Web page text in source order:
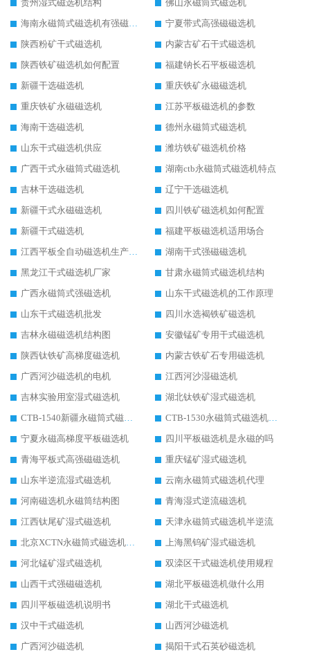
贵州湿式磁选机结构
佛山永磁筒式磁选机
海南永磁筒式磁选机有强磁的吗
宁夏带式高强磁磁选机
陕西粉矿干式磁选机
内蒙古矿石干式磁选机
陕西铁矿磁选机如何配置
福建钠长石平板磁选机
新疆干选磁选机
重庆铁矿永磁磁选机
重庆铁矿永磁磁选机
江苏平板磁选机的参数
海南干选磁选机
德州永磁筒式磁选机
山东干式磁选机供应
潍坊铁矿磁选机价格
广西干式永磁筒式磁选机
湖南ctb永磁筒式磁选机特点
吉林干选磁选机
辽宁干选磁选机
新疆干式永磁磁选机
四川铁矿磁选机如何配置
新疆干式磁选机
福建平板磁选机适用场合
江西平板全自动磁选机生产厂家
湖南干式强磁磁选机
黑龙江干式磁选机厂家
甘肃永磁筒式磁选机结构
广西永磁筒式强磁选机
山东干式磁选机的工作原理
山东干式磁选机批发
四川水选褐铁矿磁选机
吉林永磁磁选机结构图
安徽锰矿专用干式磁选机
陕西钛铁矿高梯度磁选机
内蒙古铁矿石专用磁选机
广西河沙磁选机的电机
江西河沙湿磁选机
吉林实验用室湿式磁选机
湖北钛铁矿湿式磁选机
CTB-1540新疆永磁筒式磁选机
CTB-1530永磁筒式磁选机代理商
宁夏永磁高梯度平板磁选机
四川平板磁选机是永磁的吗
青海平板式高强磁磁选机
重庆锰矿湿式磁选机
山东半逆流湿式磁选机
云南永磁筒式磁选机代理
河南磁选机永磁筒结构图
青海湿式逆流磁选机
江西钛尾矿湿式磁选机
天津永磁筒式磁选机半逆流
北京XCTN永磁筒式磁选机磁块位置
上海黑钨矿湿式磁选机
河北锰矿湿式磁选机
双滦区干式磁选机使用规程
山西干式强磁磁选机
湖北平板磁选机做什么用
四川平板磁选机说明书
湖北干式磁选机
汉中干式磁选机
山西河沙磁选机
广西河沙磁选机
揭阳干式石英砂磁选机